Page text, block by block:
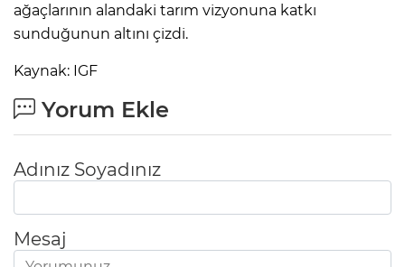
ağaçlarının alandaki tarım vizyonuna katkı
sunduğunun altını çizdi.
Kaynak: IGF
Yorum Ekle
Adınız Soyadınız
Mesaj